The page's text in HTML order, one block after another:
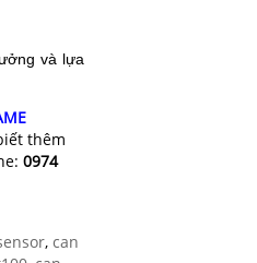
và lựa
thêm
0974
, can